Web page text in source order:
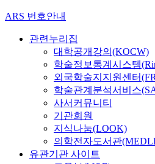
ARS 번호안내
관련누리집
대학공개강의(KOCW)
학술정보통계시스템
외국학술지지원센터
학술관계분석서비스
사서커뮤니티
기관회원
지식나눔(LOOK)
의학전자도서관
유관기관 사이트